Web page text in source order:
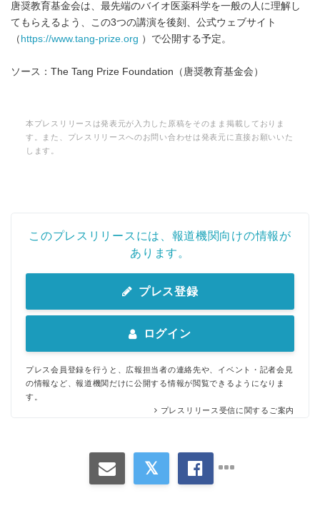
唐奨教育基金会は、最先端のバイオ医薬科学を一般の人に理解し
てもらえるよう、この3つの講演を後刻、公式ウェブサイト
（ https://www.tang-prize.org ）で公開する予定。
ソース：The Tang Prize Foundation（唐奨教育基金会）
本プレスリリースは発表元が入力した原稿をそのまま掲載しておりま
す。また、プレスリリースへのお問い合わせは発表元に直接お願いいた
します。
このプレスリリースには、報道機関向けの情報が
あります。
プレス登録
ログイン
プレス会員登録を行うと、広報担当者の連絡先や、イベント・記者会見
の情報など、報道機関だけに公開する情報が閲覧できるようになりま
す。
プレスリリース受信に関するご案内